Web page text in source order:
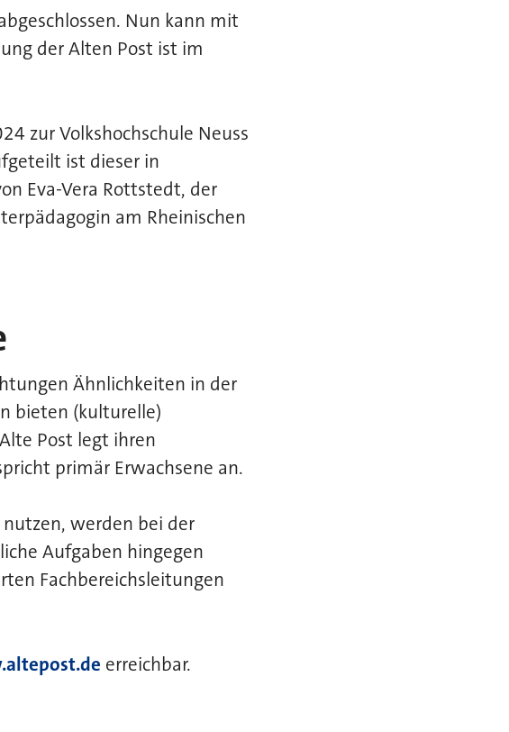
Nun kann mit
der Alten Post ist im
zur Volkshochschule Neuss
ist dieser in
Eva-Vera Rottstedt, der
am Rheinischen
Ähnlichkeiten in der
bieten (kulturelle)
Post legt ihren
primär Erwachsene an.
nutzen, werden bei der
Aufgaben hingegen
Fachbereichsleitungen
erreichbar.